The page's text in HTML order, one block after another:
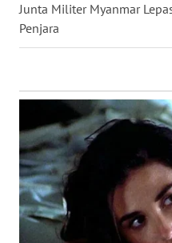
Junta Militer Myanmar
Penjara
WN
MALUT
DAIRI
WN
DANAU
TOBA
WN
NIAS